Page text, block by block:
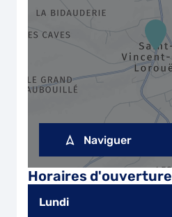
Horaires d'ouverture
Lundi
Naviguer